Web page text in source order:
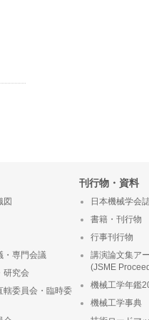
図
・専門会議
研究会
轄委員会・臨時委
刊行物・資料
日本機械学会
書籍・刊行物
行事刊行物
講演論文集ア
(JSME
機械工学年鑑
機械工学事典